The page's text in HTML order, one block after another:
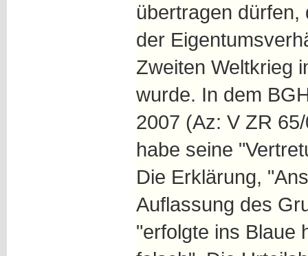
übertragen
der
Zweiten Weltkrieg
wurde. In dem
2007 (Az: V ZR
habe seine
Die Erklärung,
Auflassung des
"erfolgte ins Blaue